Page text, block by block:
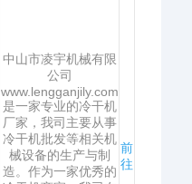
中山市凌宇机械有限
公司
www.lengganjily.com
是一家专业的冷干机
厂家，我司主要从事
冷干机批发等相关机
械设备的生产与制
造。作为一家优秀的
前
往